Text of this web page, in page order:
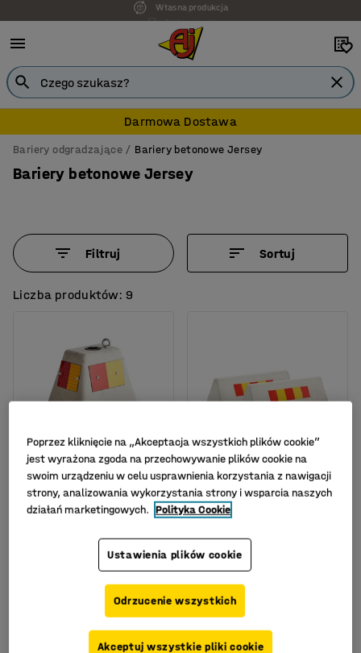
7 lat gwarancji
Darmowa Dostawa
Bariery odgradzające Bariery betonowe Jersey
Bariery betonowe Jersey
Filtruj Sortuj
Liczba produktów: 9
Mała bariera betonowa
Dostępne w kilku
wariantach
Bariera betonowa, bez
odblaskiem, szary, 2
szt.
Nr art.:310802
1 725,-
Poprzez kliknięcie na „Akceptacja wszystkich plików cookie”
jest wyrażona zgoda na przechowywanie plików cookie na
swoim urządzeniu w celu usprawnienia korzystania z nawigacji
strony, analizowania wykorzystania strony i wsparcia naszych
działań marketingowych. Polityka Cookie
Ustawienia plików cookie
Odrzucenie wszystkich
Akceptuj wszystkie pliki cookie